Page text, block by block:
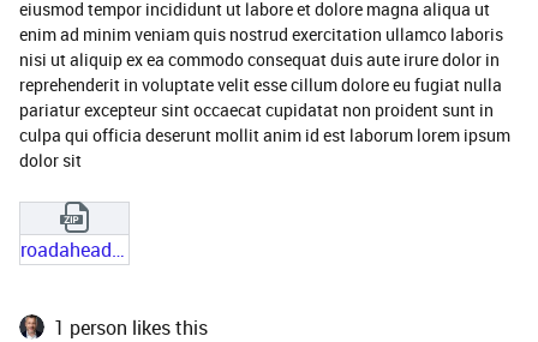
eiusmod tempor incididunt ut labore et dolore magna aliqua ut
enim ad minim veniam quis nostrud exercitation ullamco laboris
nisi ut aliquip ex ea commodo consequat duis aute irure dolor in
reprehenderit in voluptate velit esse cillum dolore eu fugiat nulla
pariatur excepteur sint occaecat cupidatat non proident sunt in
culpa qui officia deserunt mollit anim id est laborum lorem ipsum
dolor sit
roadahead_11828.zip
1 person likes this